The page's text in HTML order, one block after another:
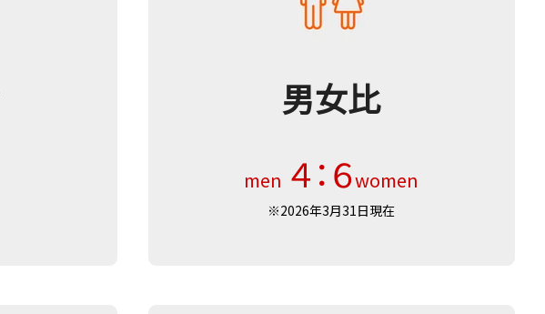
男女比
men ４：６women
※2026年3月31日現在